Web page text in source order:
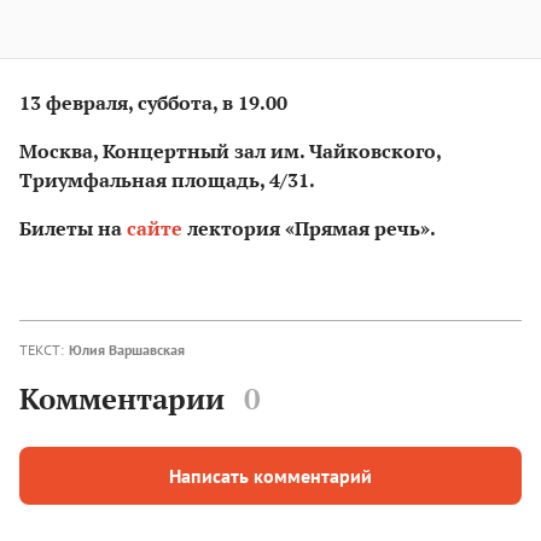
13 февраля, суббота, в 19.00
Москва, Концертный зал им. Чайковского,
Триумфальная площадь, 4/31.
Билеты насайте лектория «Прямая речь».
ТЕКСТ: Юлия Варшавская
Комментарии 0
Написать комментарий